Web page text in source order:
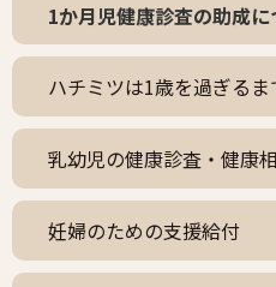
1か月児健康診査の助成に
ハチミツは1歳を過ぎるま
乳幼児の健康診査・健康
妊婦のための支援給付